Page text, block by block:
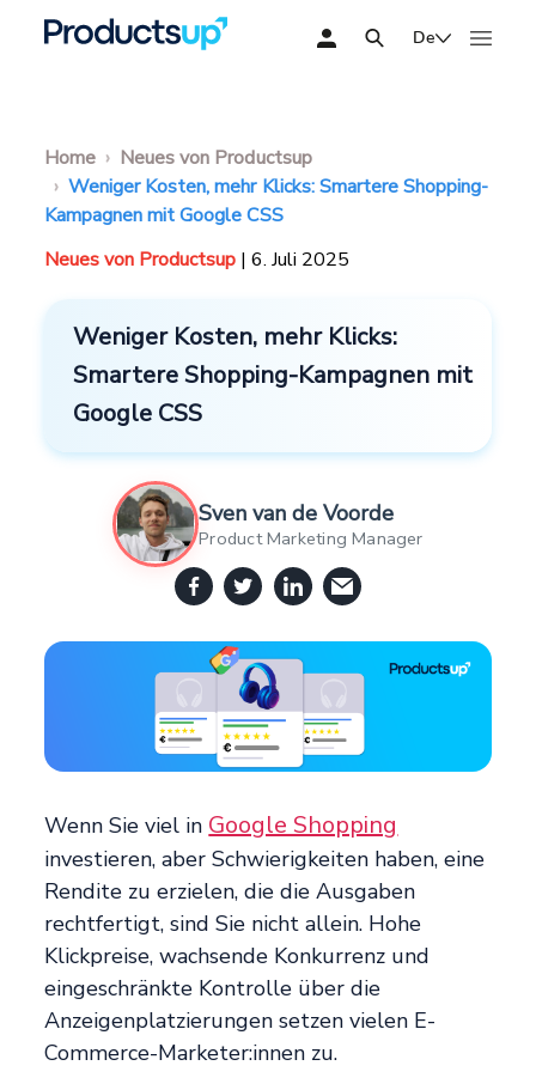
De
Home
Neues von Productsup
Weniger Kosten, mehr Klicks: Smartere Shopping-
Kampagnen mit Google CSS
Neues von Productsup | 6. Juli 2025
Weniger Kosten, mehr Klicks:
Smartere Shopping-Kampagnen mit
Google CSS
Sven van de Voorde
Product Marketing Manager
Wenn Sie viel in Google Shopping
investieren, aber Schwierigkeiten haben, eine
Rendite zu erzielen, die die Ausgaben
rechtfertigt, sind Sie nicht allein. Hohe
Klickpreise, wachsende Konkurrenz und
eingeschränkte Kontrolle über die
Anzeigenplatzierungen setzen vielen E-
Commerce-Marketer:innen zu.